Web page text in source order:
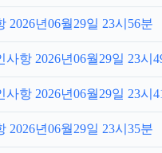
년06월29일 23시56분
항 2026년06월29일 23시
항 2026년06월29일 23시
년06월29일 23시35분